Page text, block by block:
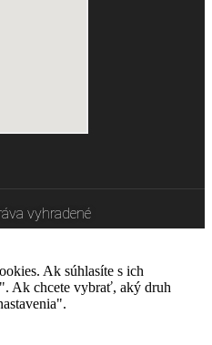
vyhradené
Ak súhlasíte s ich
Ak chcete vybrať, aký druh